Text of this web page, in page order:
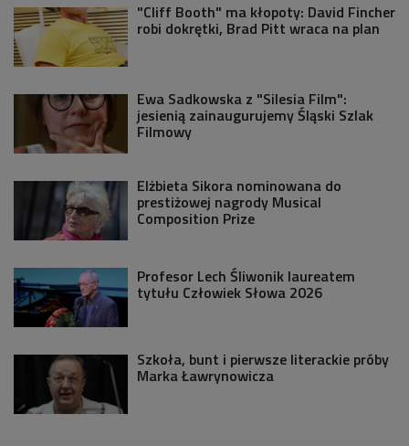
"Cliff Booth" ma kłopoty: David Fincher
robi dokrętki, Brad Pitt wraca na plan
Ewa Sadkowska z "Silesia Film":
jesienią zainaugurujemy Śląski Szlak
Filmowy
Elżbieta Sikora nominowana do
prestiżowej nagrody Musical
Composition Prize
Profesor Lech Śliwonik laureatem
tytułu Człowiek Słowa 2026
Szkoła, bunt i pierwsze literackie próby
Marka Ławrynowicza